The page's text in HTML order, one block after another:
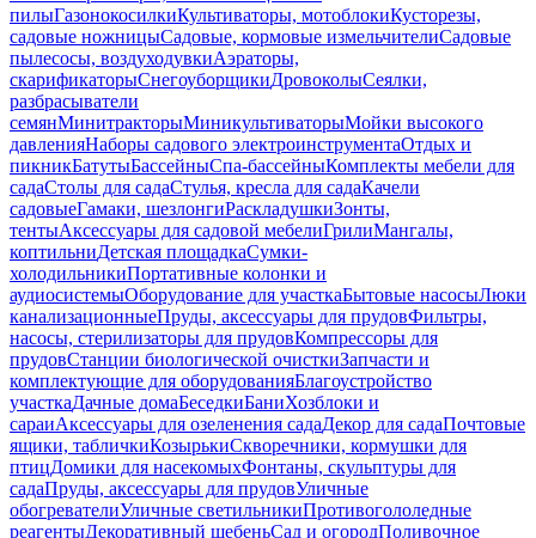
пилыГазонокосилкиКультиваторы, мотоблокиКусторезы,
садовые ножницыСадовые, кормовые измельчителиСадовые
пылесосы, воздуходувкиАэраторы,
скарификаторыСнегоуборщикиДровоколыСеялки,
разбрасыватели
семянМинитракторыМиникультиваторыМойки высокого
давленияНаборы садового электроинструментаОтдых и
пикникБатутыБассейныСпа-бассейныКомплекты мебели для
садаСтолы для садаСтулья, кресла для садаКачели
садовыеГамаки, шезлонгиРаскладушкиЗонты,
тентыАксессуары для садовой мебелиГрилиМангалы,
коптильниДетская площадкаСумки-
холодильникиПортативные колонки и
аудиосистемыОборудование для участкаБытовые насосыЛюки
канализационныеПруды, аксессуары для прудовФильтры,
насосы, стерилизаторы для прудовКомпрессоры для
прудовСтанции биологической очисткиЗапчасти и
комплектующие для оборудованияБлагоустройство
участкаДачные домаБеседкиБаниХозблоки и
сараиАксессуары для озеленения садаДекор для садаПочтовые
ящики, табличкиКозырькиСкворечники, кормушки для
птицДомики для насекомыхФонтаны, скульптуры для
садаПруды, аксессуары для прудовУличные
обогревателиУличные светильникиПротивогололедные
реагентыДекоративный щебеньСад и огородПоливочное